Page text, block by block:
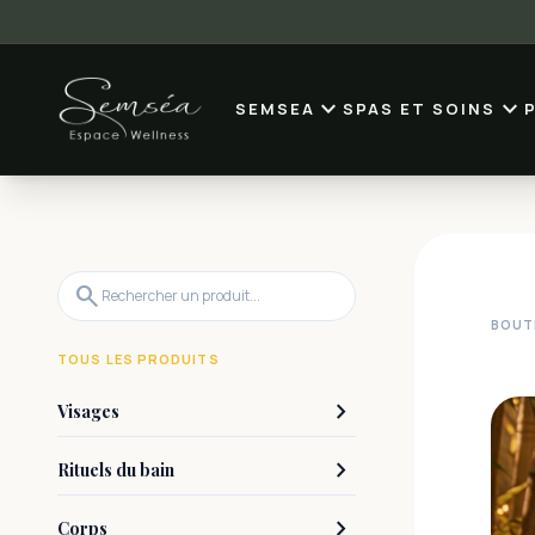
SEMSEA expand_moreSPAS ET SOINS expand_more
search
TOUS LES PRODUITS
Visages keyboard_arrow_right
Rituels du bain keyboard_arrow_right
Corps